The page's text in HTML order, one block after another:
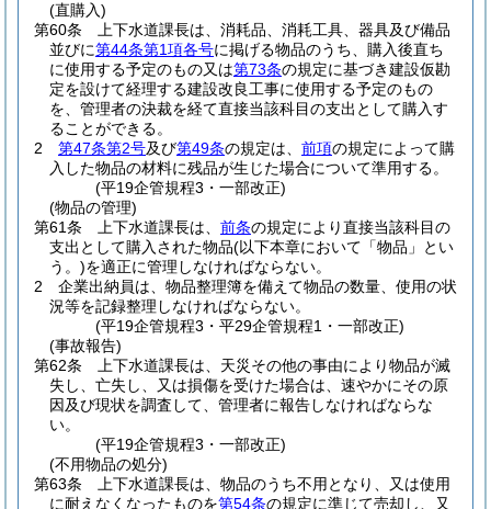
(直購入)
第60条
上下水道課長は、消耗品、消耗工具、器具及び備品
並びに第44条第1項各号に掲げる物品のうち、購入後直ち
に使用する予定のもの又は第73条の規定に基づき建設仮勘
定を設けて経理する建設改良工事に使用する予定のもの
を、管理者の決裁を経て直接当該科目の支出として購入す
ることができる。
2
第47条第2号及び第49条の規定は、 前項の規定によって購
入した物品の材料に残品が生じた場合について準用する。
(平19企管規程3・一部改正)
(物品の管理)
第61条
上下水道課長は、 前条の規定により直接当該科目の
支出として購入された物品(以下本章において「物品」とい
う。)を適正に管理しなければならない。
2
企業出納員は、物品整理簿を備えて物品の数量、使用の状
況等を記録整理しなければならない。
(平19企管規程3・平29企管規程1・一部改正)
(事故報告)
第62条
上下水道課長は、天災その他の事由により物品が滅
失し、亡失し、又は損傷を受けた場合は、速やかにその原
因及び現状を調査して、管理者に報告しなければならな
い。
(平19企管規程3・一部改正)
(不用物品の処分)
第63条
上下水道課長は、物品のうち不用となり、又は使用
に耐えなくなったものを第54条の規定に準じて売却し、又